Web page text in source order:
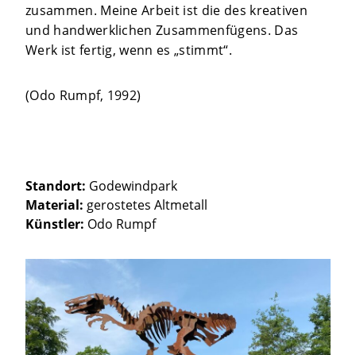
zusammen. Meine Arbeit ist die des kreativen
und handwerklichen Zusammenfügens. Das
Werk ist fertig, wenn es „stimmt“.
(Odo Rumpf, 1992)
Standort: Godewindpark
Material: gerostetes Altmetall
Künstler: Odo Rumpf